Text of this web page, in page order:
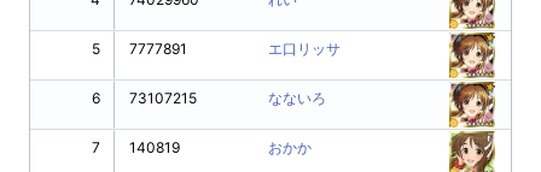
5
6
7
7777891 エ口リッサ
73107215 なないろ
140819 おかか